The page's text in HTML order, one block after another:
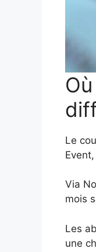
Le
Via
mois
Les
une